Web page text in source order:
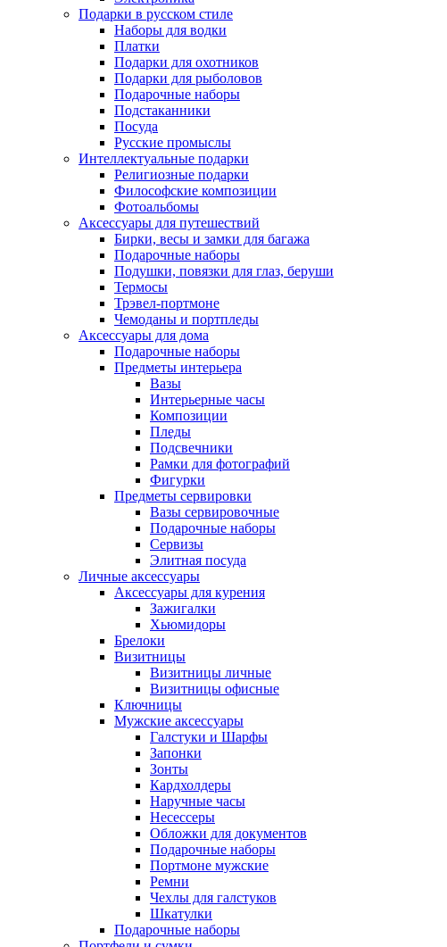
Подарки в русском стиле
Наборы для водки
Платки
Подарки для охотников
Подарки для рыболовов
Подарочные наборы
Подстаканники
Посуда
Русские промыслы
Интеллектуальные подарки
Религиозные подарки
Философские композиции
Фотоальбомы
Аксессуары для путешествий
Бирки, весы и замки для багажа
Подарочные наборы
Подушки, повязки для глаз, беруши
Термосы
Трэвел-портмоне
Чемоданы и портпледы
Аксессуары для дома
Подарочные наборы
Предметы интерьера
Вазы
Интерьерные часы
Композиции
Пледы
Подсвечники
Рамки для фотографий
Фигурки
Предметы сервировки
Вазы сервировочные
Подарочные наборы
Сервизы
Элитная посуда
Личные аксессуары
Аксессуары для курения
Зажигалки
Хьюмидоры
Брелоки
Визитницы
Визитницы личные
Визитницы офисные
Ключницы
Мужские аксессуары
Галстуки и Шарфы
Запонки
Зонты
Кардхолдеры
Наручные часы
Несессеры
Обложки для документов
Подарочные наборы
Портмоне мужские
Ремни
Чехлы для галстуков
Шкатулки
Подарочные наборы